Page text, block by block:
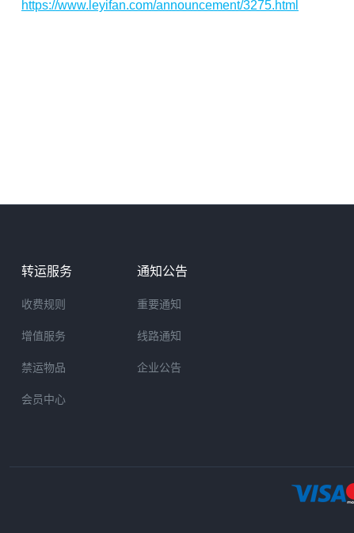
https://www.leyifan.com/announcement/3275.html
转运服务
收费规则
增值服务
禁运物品
会员中心
通知公告
重要通知
线路通知
企业公告